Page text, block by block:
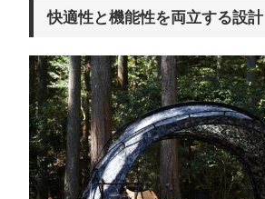
快適性と機能性を両立する設計